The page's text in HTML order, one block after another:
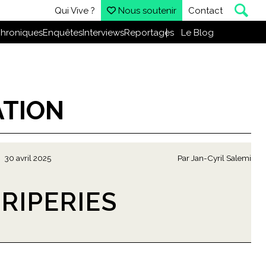
Qui Vive ? Nous soutenir Contact
EnquêtesInterviewsReportages Le Blog
30 avril 2025 Par Jan-Cyril Salemi